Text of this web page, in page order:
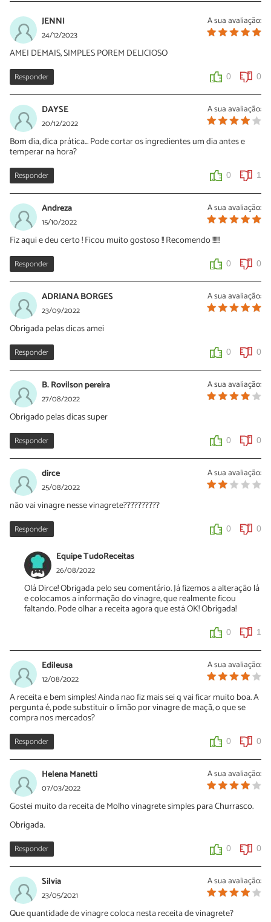
A sua avaliação:
JENNI
24/12/2023
AMEI DEMAIS, SIMPLES POREM DELICIOSO
Responder 0 0
A sua avaliação:
DAYSE
20/12/2022
Bom dia, dica prática... Pode cortar os ingredientes um dia antes e
temperar na hora?
Responder 0 1
A sua avaliação:
Andreza
15/10/2022
Fiz aqui e deu certo ! Ficou muito gostoso !! Recomendo !!!!!!
Responder 0 0
A sua avaliação:
ADRIANA BORGES
23/09/2022
Obrigada pelas dicas amei
Responder 0 0
A sua avaliação:
B. Rovilson pereira
27/08/2022
Obrigado pelas dicas super
Responder 0 0
A sua avaliação:
dirce
25/08/2022
não vai vinagre nesse vinagrete??????????
Responder 0 0
Equipe TudoReceitas
26/08/2022
Olá Dirce! Obrigada pelo seu comentário. Já fizemos a alteração lá
e colocamos a informação do vinagre, que realmente ficou
faltando. Pode olhar a receita agora que está OK! Obrigada!
0 1
A sua avaliação:
Edileusa
12/08/2022
A receita e bem simples! Ainda nao fiz mais sei q vai ficar muito boa. A
pergunta é, pode substituir o limão por vinagre de maçã, o que se
compra nos mercados?
Responder 0 0
A sua avaliação:
Helena Manetti
07/03/2022
Gostei muito da receita de Molho vinagrete simples para Churrasco.
Obrigada.
Responder 0 0
A sua avaliação:
Silvia
23/05/2021
Que quantidade de vinagre coloca nesta receita de vinagrete?